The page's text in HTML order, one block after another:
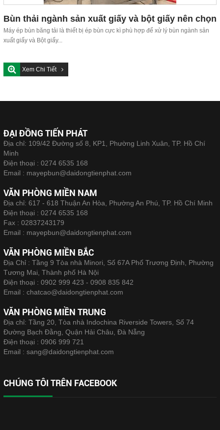
Bùn thải ngành sản xuất giấy và bột giấy nên chọn
máy ép bùn nào?
Máy ép bùn băng tải là thiết bị ép bùn cực kì phù hợp để xử lý bùn ngành sản
xuất giấy và Bột giấy...
Xem Chi Tiết
ĐẠI ĐỒNG TIẾN PHÁT
Địa chỉ: 109/42 Đường số 8, KP1, Phường Linh Xuân, TP. Hồ Chí
Minh
Điện thoại : 0274 6535 168
Email : mayepbun@daidongtienphat.com
VĂN PHÒNG MIỀN NAM
Địa chỉ: 617 - 618 Thuận An Hòa, Phường An Phú, TP. Hồ Chí Minh
Điện thoại : 0274 6535 168
Fax : 02837243179
Email : mayepbun@daidongtienphat.com
VĂN PHÒNG MIỀN BẮC
Địa Chỉ : Tầng 9 Tòa nhà Minori, Số 67A Phố Trương Định, Phường
Tương Mai, Thành phố Hà Nội
Điện thoại : 0902 999 423 - 0908 835 842
Email : chatcao@daidongtienphat.com
VĂN PHÒNG MIỀN TRUNG
Địa chỉ: Tầng 20, Tòa nhà Indochina Riverside Towers, Số 74
Đường Bạch Đằng, Quận Hải Châu, Đà Nẵng
Điện thoại : 0906 999 721
Email : sang@daidongtienphat.com
CHÚNG TÔI TRÊN FACEBOOK